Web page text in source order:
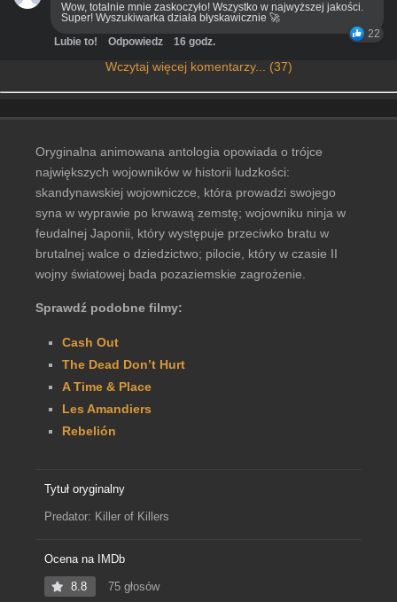
Wow, totalnie mnie zaskoczyło! Wszystko w najwyższej jakości.
Super! Wyszukiwarka działa błyskawicznie 🚀
22
Lubie to! Odpowiedz 16 godz.
Wczytaj więcej komentarzy... (37)
Oryginalna animowana antologia opowiada o trójce
największych wojowników w historii ludzkości:
skandynawskiej wojowniczce, która prowadzi swojego
syna w wyprawie po krwawą zemstę; wojowniku ninja w
feudalnej Japonii, który występuje przeciwko bratu w
brutalnej walce o dziedzictwo; pilocie, który w czasie II
wojny światowej bada pozaziemskie zagrożenie.
Sprawdź podobne filmy:
Cash Out
The Dead Don’t Hurt
A Time & Place
Les Amandiers
Rebelión
Tytuł oryginalny
Predator: Killer of Killers
Ocena na IMDb
8.8 75 głosów